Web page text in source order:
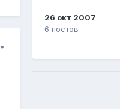
26 окт 2007
6 постов